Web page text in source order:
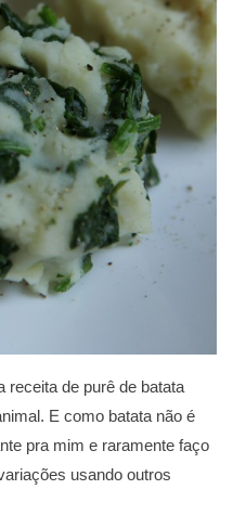
receita de purê de batata
E como batata não é
pra mim e raramente faço
usando outros